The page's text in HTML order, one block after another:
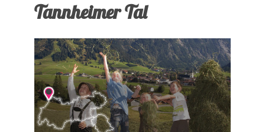
Tannheimer Tal